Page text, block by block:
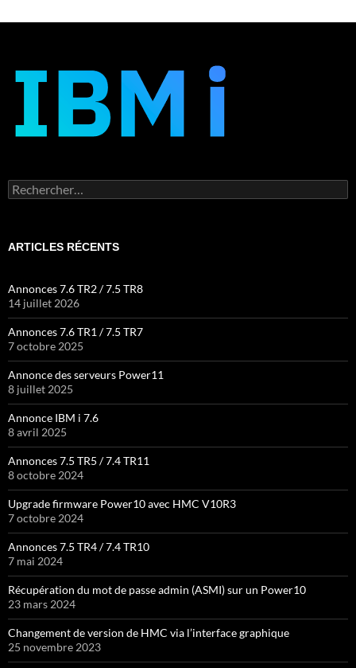
Rechercher :
ARTICLES RÉCENTS
Annonces 7.6 TR2 / 7.5 TR8
14 juillet 2026
Annonces 7.6 TR1 / 7.5 TR7
7 octobre 2025
Annonce des serveurs Power11
8 juillet 2025
Annonce IBM i 7.6
8 avril 2025
Annonces 7.5 TR5 / 7.4 TR11
8 octobre 2024
Upgrade firmware Power10 avec HMC V10R3
7 octobre 2024
Annonces 7.5 TR4 / 7.4 TR10
7 mai 2024
Récupération du mot de passe admin (ASMI) sur un Power10
23 mars 2024
Changement de version de HMC via l’interface graphique
25 novembre 2023